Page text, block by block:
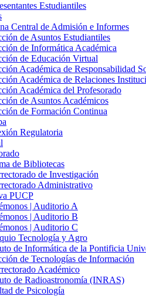
Estudiantiles
Central de Admisión e Informes
de Asuntos Estudiantiles
de Informática Académica
de Educación Virtual
Académica de Responsabilidad
Académica de Relaciones
Académica del Profesorado
de Asuntos Académicos
de Formación Continua
Regulatoria
de Bibliotecas
de Investigación
Administrativo
PUCP
| Auditorio A
| Auditorio B
| Auditorio C
Tecnología y Agro
de Informática de la Pontificia
de Tecnologías de Información
Académico
de Radioastronomía (INRAS)
de Psicología